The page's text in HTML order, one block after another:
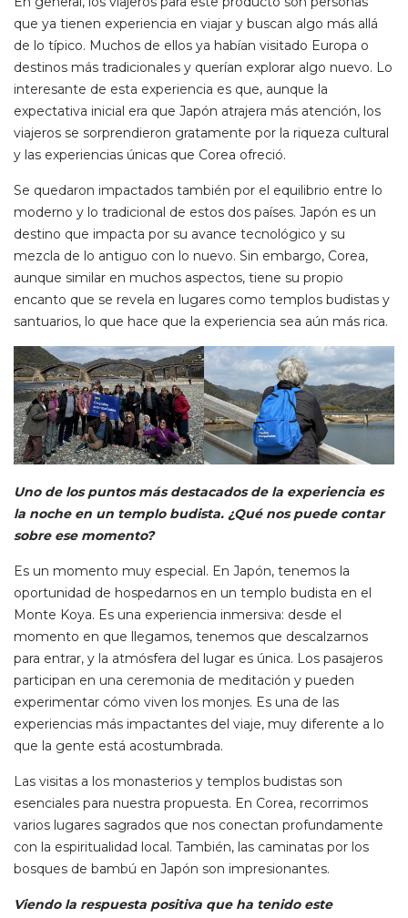
que ya tienen experiencia en viajar y buscan algo más allá
de lo típico. Muchos de ellos ya habían visitado Europa o
destinos más tradicionales y querían explorar algo nuevo. Lo
interesante de esta experiencia es que, aunque la
expectativa inicial era que Japón atrajera más atención, los
viajeros se sorprendieron gratamente por la riqueza cultural
y las experiencias únicas que Corea ofreció.
Se quedaron impactados también por el equilibrio entre lo
moderno y lo tradicional de estos dos países. Japón es un
destino que impacta por su avance tecnológico y su
mezcla de lo antiguo con lo nuevo. Sin embargo, Corea,
aunque similar en muchos aspectos, tiene su propio
encanto que se revela en lugares como templos budistas y
santuarios, lo que hace que la experiencia sea aún más rica.
Uno de los puntos más destacados de la experiencia es
la noche en un templo budista. ¿Qué nos puede contar
sobre ese momento?
Es un momento muy especial. En Japón, tenemos la
oportunidad de hospedarnos en un templo budista en el
Monte Koya. Es una experiencia inmersiva: desde el
momento en que llegamos, tenemos que descalzarnos
para entrar, y la atmósfera del lugar es única. Los pasajeros
participan en una ceremonia de meditación y pueden
experimentar cómo viven los monjes. Es una de las
experiencias más impactantes del viaje, muy diferente a lo
que la gente está acostumbrada.
Las visitas a los monasterios y templos budistas son
esenciales para nuestra propuesta. En Corea, recorrimos
varios lugares sagrados que nos conectan profundamente
con la espiritualidad local. También, las caminatas por los
bosques de bambú en Japón son impresionantes.
Viendo la respuesta positiva que ha tenido este